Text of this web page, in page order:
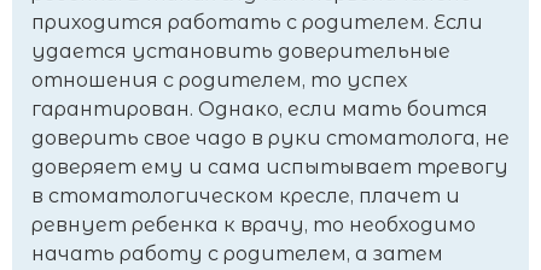
приходится работать с родителем. Если
удается установить доверительные
отношения с родителем, то успех
гарантирован. Однако, если мать боится
доверить свое чадо в руки стоматолога, не
доверяет ему и сама испытывает тревогу
в стоматологическом кресле, плачет и
ревнует ребенка к врачу, то необходимо
начать работу с родителем, а затем